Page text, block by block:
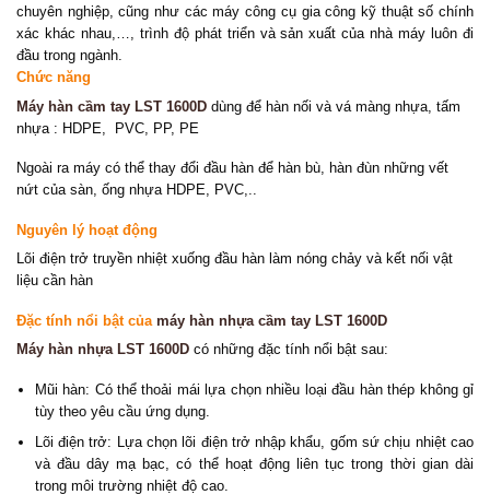
chuyên nghiệp, cũng như các máy công cụ gia công kỹ thuật số chính
xác khác nhau,…, trình độ phát triển và sản xuất của nhà máy luôn đi
đầu trong ngành.
Chức năng
Máy hàn cầm tay LST 1600D dùng để hàn nối và vá màng nhựa, tấm
nhựa : HDPE, PVC, PP, PE
Ngoài ra máy có thể thay đổi đầu hàn để hàn bù, hàn đùn những vết
nứt của sàn, ống nhựa HDPE, PVC,..
Nguyên lý hoạt động
Lõi điện trở truyền nhiệt xuống đầu hàn làm nóng chảy và kết nối vật
liệu cần hàn
Đặc tính nổi bật của máy hàn nhựa cầm tay LST 1600D
Máy hàn nhựa LST 1600D có những đặc tính nổi bật sau:
Mũi hàn: Có thể thoải mái lựa chọn nhiều loại đầu hàn thép không gỉ
tùy theo yêu cầu ứng dụng.
Lõi điện trở: Lựa chọn lõi điện trở nhập khẩu, gốm sứ chịu nhiệt cao
và đầu dây mạ bạc, có thể hoạt động liên tục trong thời gian dài
trong môi trường nhiệt độ cao.